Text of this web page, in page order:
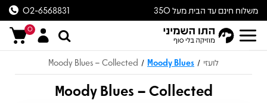
משלוח חינם עד הבית מעל 350
ש״ח
02-6568831
0
לועזי /
Moody Blues
/
Moody Blues – Collected
Moody Blues – Collected